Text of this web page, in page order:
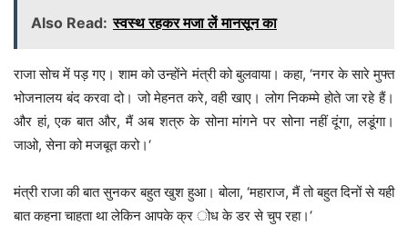
Also Read: स्वस्थ रहकर मजा लें मानसून का
राजा सोच में पड़ गए। शाम को उन्होंने मंत्री को बुलवाया। कहा, ‘नगर के सारे मुफ्त
भोजनालय बंद करवा दो। जो मेहनत करे, वही खाए। लोग निकम्मे होते जा रहे हैं।
और हां, एक बात और, मैं अब शत्रु के सोना मांगने पर सोना नहीं दूंगा, लडूंगा।
जाओ, सेना को मजबूत करो।‘
मंत्री राजा की बात सुनकर बहुत खुश हुआ। बोला, ‘महाराज, मैं तो बहुत दिनों से यही
बात कहना चाहता था लेकिन आपके क्र ोध के डर से चुप रहा।‘